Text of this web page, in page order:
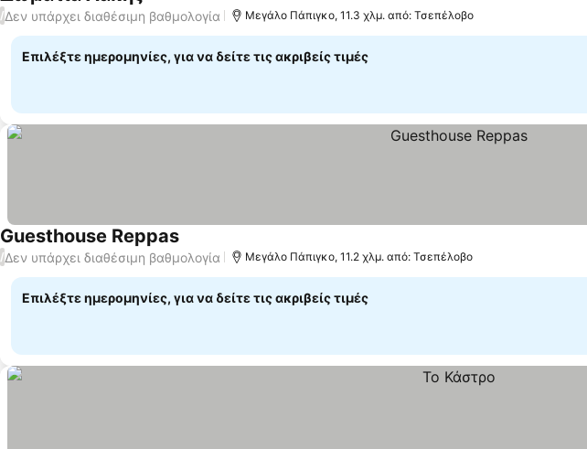
/Δεν υπάρχει διαθέσιμη βαθμολογία Μεγάλο Πάπιγκο, 11.3 χλμ. από: Τσεπέλοβο
Επιλέξτε ημερομηνίες, για να δείτε τις ακριβείς τιμές
Guesthouse Reppas
/Δεν υπάρχει διαθέσιμη βαθμολογία Μεγάλο Πάπιγκο, 11.2 χλμ. από: Τσεπέλοβο
Επιλέξτε ημερομηνίες, για να δείτε τις ακριβείς τιμές